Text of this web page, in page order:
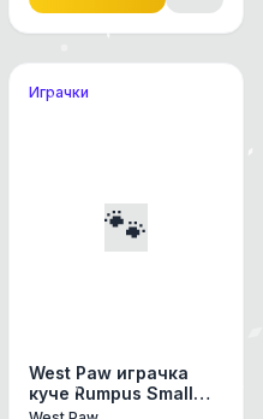
Играчки
🐾
West Paw играчка
куче Rumpus Small
6см синьо